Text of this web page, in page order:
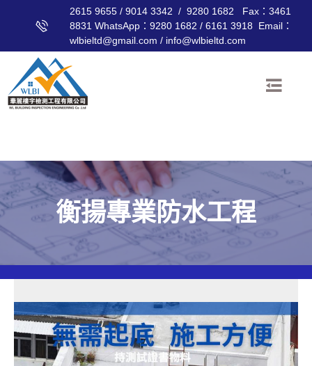
2615 9655 / 9014 3342 / 9280 1682 Fax：3461
8831 WhatsApp：9280 1682 / 6161 3918 Email：
wlbieltd@gmail.com / info@wlbieltd.com
衡揚專業防水工程